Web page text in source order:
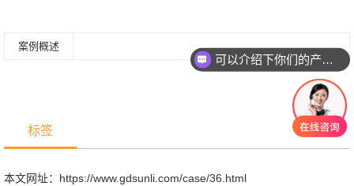
案例概述
标签
本文网址： https://www.gdsunli.com/case/36.html
可以介绍下你们的产品么？